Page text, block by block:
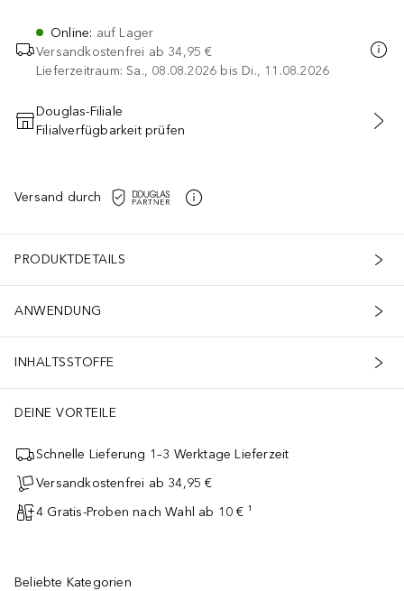
Online: auf Lager
Versandkostenfrei ab 34,95 €
Lieferzeitraum: Sa., 08.08.2026 bis Di., 11.08.2026
IN DEN WARENKORB
Douglas-Filiale
Filialverfügbarkeit prüfen
Versand durch
PRODUKTDETAILS
ANWENDUNG
INHALTSSTOFFE
DEINE VORTEILE
Schnelle Lieferung 1–3 Werktage Lieferzeit
Versandkostenfrei ab 34,95 €
4 Gratis-Proben nach Wahl ab 10 € ¹
Beliebte Kategorien